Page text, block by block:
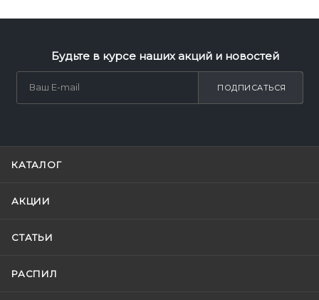
Будьте в курсе наших акций и новостей
ПОДПИСАТЬСЯ
КАТАЛОГ
АКЦИИ
СТАТЬИ
РАСПИЛ